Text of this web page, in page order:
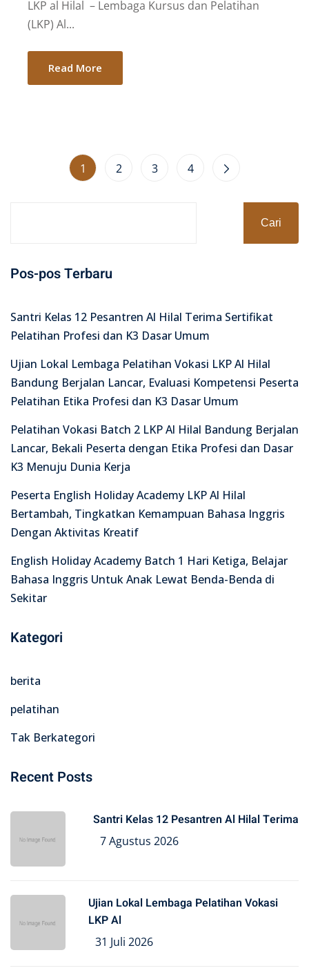
LKP al Hilal – Lembaga Kursus dan Pelatihan
(LKP) Al...
Read More
1 2 3 4
Cari
Pos-pos Terbaru
Santri Kelas 12 Pesantren Al Hilal Terima Sertifikat
Pelatihan Profesi dan K3 Dasar Umum
Ujian Lokal Lembaga Pelatihan Vokasi LKP Al Hilal
Bandung Berjalan Lancar, Evaluasi Kompetensi Peserta
Pelatihan Etika Profesi dan K3 Dasar Umum
Pelatihan Vokasi Batch 2 LKP Al Hilal Bandung Berjalan
Lancar, Bekali Peserta dengan Etika Profesi dan Dasar
K3 Menuju Dunia Kerja
Peserta English Holiday Academy LKP Al Hilal
Bertambah, Tingkatkan Kemampuan Bahasa Inggris
Dengan Aktivitas Kreatif
English Holiday Academy Batch 1 Hari Ketiga, Belajar
Bahasa Inggris Untuk Anak Lewat Benda-Benda di
Sekitar
Kategori
berita
pelatihan
Tak Berkategori
Recent Posts
Santri Kelas 12 Pesantren Al Hilal Terima
7 Agustus 2026
Ujian Lokal Lembaga Pelatihan Vokasi
LKP Al
31 Juli 2026